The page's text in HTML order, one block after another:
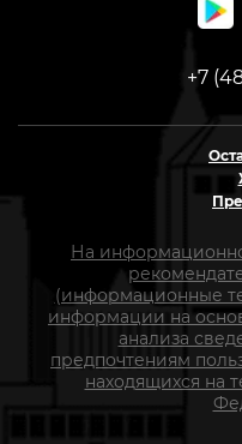
+7
На
(информационные
информации на
анализа
предпочтениям
находящихся на